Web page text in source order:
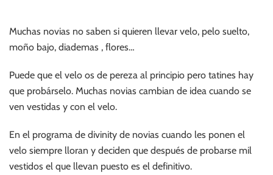
Muchas novias no saben si quieren llevar velo, pelo suelto,
moño bajo, diademas , flores…
Puede que el velo os de pereza al principio pero tatines hay
que probárselo. Muchas novias cambian de idea cuando se
ven vestidas y con el velo.
En el programa de divinity de novias cuando les ponen el
velo siempre lloran y deciden que después de probarse mil
vestidos el que llevan puesto es el definitivo.